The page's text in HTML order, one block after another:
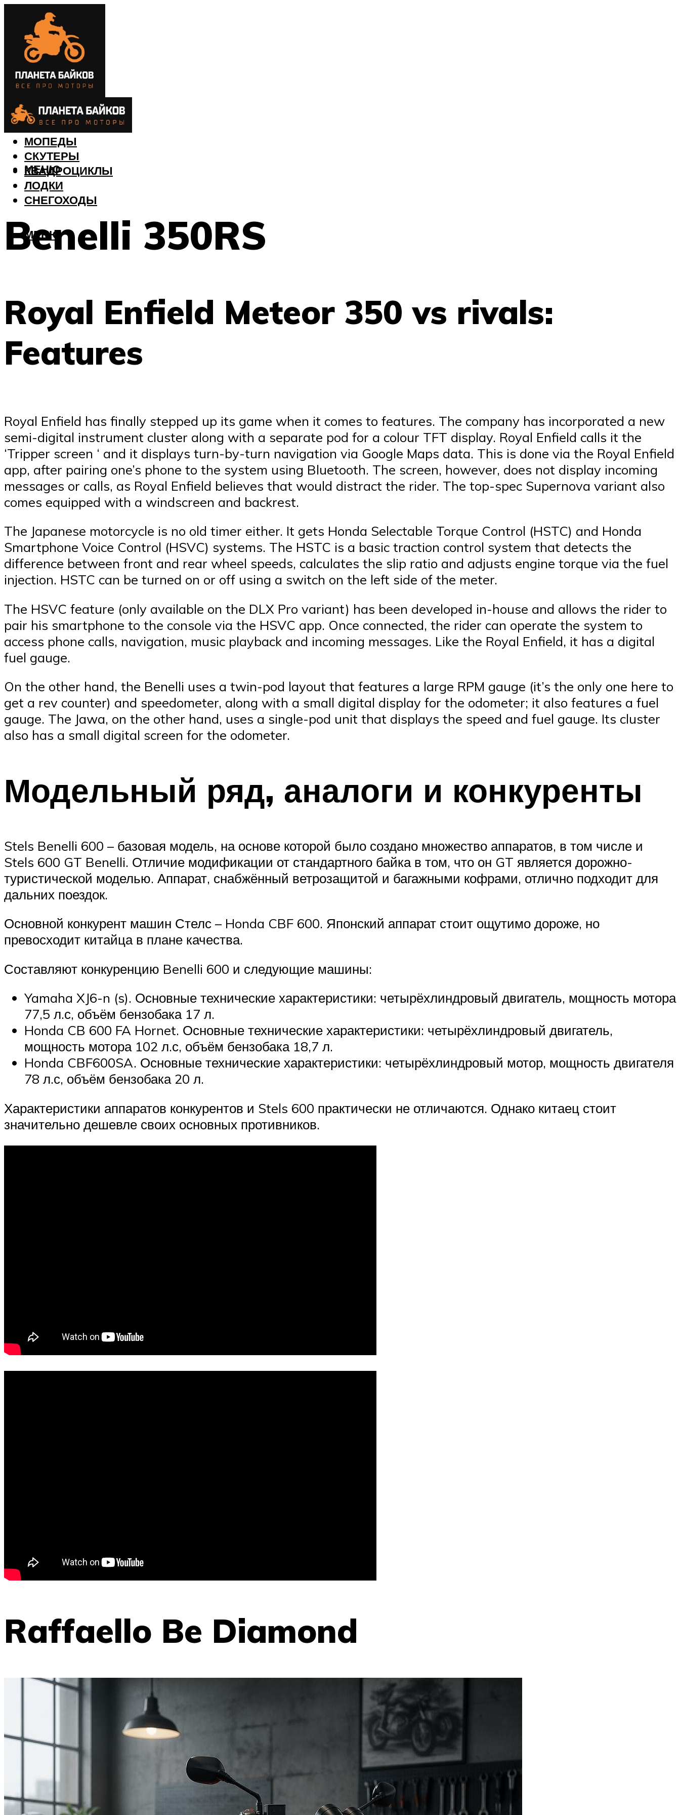
МОТОЦИКЛЫ
МОПЕДЫ
СКУТЕРЫ
КВАДРОЦИКЛЫ
ЛОДКИ
СНЕГОХОДЫ
МЕНЮ
МЕНЮ
Benelli 350RS
Royal Enfield Meteor 350 vs rivals:
Features
Royal Enfield has finally stepped up its game when it comes to features. The company has incorporated a new
semi-digital instrument cluster along with a separate pod for a colour TFT display. Royal Enfield calls it the
‘Tripper screen ‘ and it displays turn-by-turn navigation via Google Maps data. This is done via the Royal Enfield
app, after pairing one’s phone to the system using Bluetooth. The screen, however, does not display incoming
messages or calls, as Royal Enfield believes that would distract the rider. The top-spec Supernova variant also
comes equipped with a windscreen and backrest.
The Japanese motorcycle is no old timer either. It gets Honda Selectable Torque Control (HSTC) and Honda
Smartphone Voice Control (HSVC) systems. The HSTC is a basic traction control system that detects the
difference between front and rear wheel speeds, calculates the slip ratio and adjusts engine torque via the fuel
injection. HSTC can be turned on or off using a switch on the left side of the meter.
The HSVC feature (only available on the DLX Pro variant) has been developed in-house and allows the rider to
pair his smartphone to the console via the HSVC app. Once connected, the rider can operate the system to
access phone calls, navigation, music playback and incoming messages. Like the Royal Enfield, it has a digital
fuel gauge.
On the other hand, the Benelli uses a twin-pod layout that features a large RPM gauge (it’s the only one here to
get a rev counter) and speedometer, along with a small digital display for the odometer; it also features a fuel
gauge. The Jawa, on the other hand, uses a single-pod unit that displays the speed and fuel gauge. Its cluster
also has a small digital screen for the odometer.
Модельный ряд, аналоги и конкуренты
Stels Benelli 600 – базовая модель, на основе которой было создано множество аппаратов, в том числе и
Stels 600 GT Benelli. Отличие модификации от стандартного байка в том, что он GT является дорожно-
туристической моделью. Аппарат, снабжённый ветрозащитой и багажными кофрами, отлично подходит для
дальних поездок.
Основной конкурент машин Стелс – Honda CBF 600. Японский аппарат стоит ощутимо дороже, но
превосходит китайца в плане качества.
Составляют конкуренцию Benelli 600 и следующие машины:
Yamaha XJ6-n (s). Основные технические характеристики: четырёхлиндровый двигатель, мощность мотора
77,5 л.с, объём бензобака 17 л.
Honda CB 600 FA Hornet. Основные технические характеристики: четырёхлиндровый двигатель,
мощность мотора 102 л.с, объём бензобака 18,7 л.
Honda CBF600SA. Основные технические характеристики: четырёхлиндровый мотор, мощность двигателя
78 л.с, объём бензобака 20 л.
Характеристики аппаратов конкурентов и Stels 600 практически не отличаются. Однако китаец стоит
значительно дешевле своих основных противников.
Raffaello Be Diamond